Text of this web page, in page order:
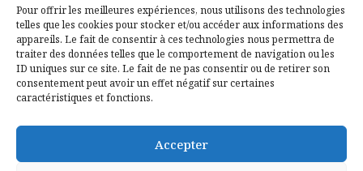
Pour offrir les meilleures expériences, nous utilisons des technologies
telles que les cookies pour stocker et/ou accéder aux informations des
appareils. Le fait de consentir à ces technologies nous permettra de
traiter des données telles que le comportement de navigation ou les
ID uniques sur ce site. Le fait de ne pas consentir ou de retirer son
consentement peut avoir un effet négatif sur certaines
caractéristiques et fonctions.
Accepter
Mentions légales
Politique de confidentialité